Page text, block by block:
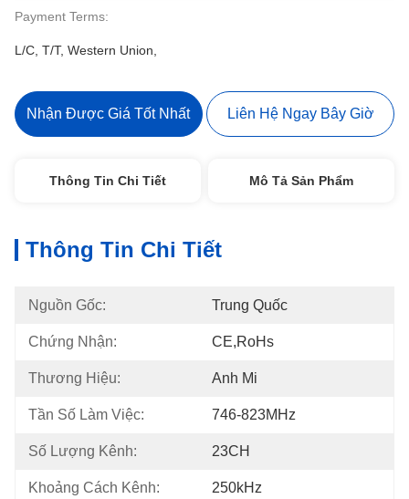
Payment Terms:
L/C, T/T, Western Union,
Nhận Được Giá Tốt Nhất Liên Hệ Ngay Bây Giờ
Thông Tin Chi Tiết Mô Tả Sản Phẩm
Thông Tin Chi Tiết
Nguồn Gốc: Trung Quốc
Chứng Nhận: CE,RoHs
Thương Hiệu: Anh Mi
Tần Số Làm Việc: 746-823MHz
Số Lượng Kênh: 23CH
Khoảng Cách Kênh: 250kHz